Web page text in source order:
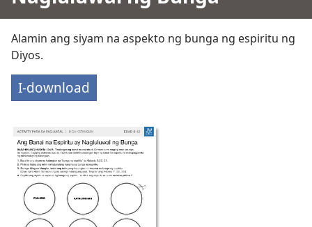
Alamin ang siyam na aspekto ng bunga ng espiritu ng
Diyos.
I-download